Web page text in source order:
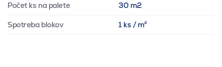
Počet ks na palete 30 m2
Spotreba blokov 1 ks / m²